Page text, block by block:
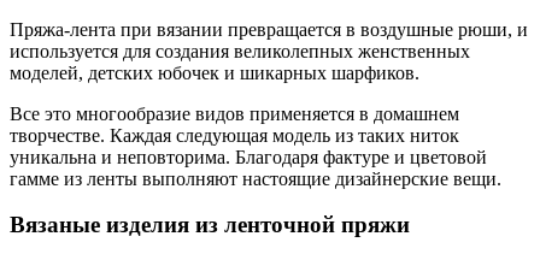
Пряжа-лента при вязании превращается в воздушные рюши, и
используется для создания великолепных женственных
моделей, детских юбочек и шикарных шарфиков.
Все это многообразие видов применяется в домашнем
творчестве. Каждая следующая модель из таких ниток
уникальна и неповторима. Благодаря фактуре и цветовой
гамме из ленты выполняют настоящие дизайнерские вещи.
Вязаные изделия из ленточной пряжи